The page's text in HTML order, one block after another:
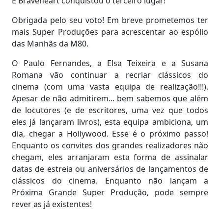
Obrigada pelo seu voto! Em breve prometemos ter
mais Super Produções para acrescentar ao espólio
das Manhãs da M80.
O Paulo Fernandes, a Elsa Teixeira e a Susana
Romana vão continuar a recriar clássicos do
cinema (com uma vasta equipa de realização!!!).
Apesar de não admitirem... bem sabemos que além
de locutores (e de escritores, uma vez que todos
eles já lançaram livros), esta equipa ambiciona, um
dia, chegar a Hollywood. Esse é o próximo passo!
Enquanto os convites dos grandes realizadores não
chegam, eles arranjaram esta forma de assinalar
datas de estreia ou aniversários de lançamentos de
clássicos do cinema. Enquanto não lançam a
Próxima Grande Super Produção, pode sempre
rever as já existentes!